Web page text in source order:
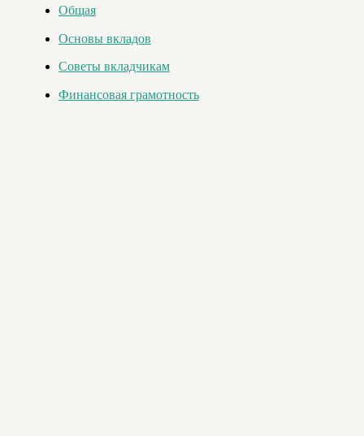
Общая
Основы вкладов
Советы вкладчикам
Финансовая грамотность